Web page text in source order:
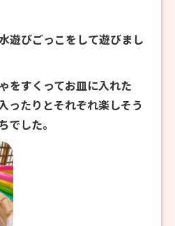
遊びごっこをして遊びまし
をすくってお皿に入れた
ったりとそれぞれ楽しそう
でした。